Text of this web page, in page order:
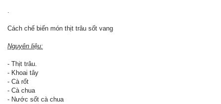
.
Cách chế biến món thịt trâu sốt vang
Nguyên liệu:
- Thịt trâu.
- Khoai tây
- Cà rốt
- Cà chua
- Nước sốt cà chua